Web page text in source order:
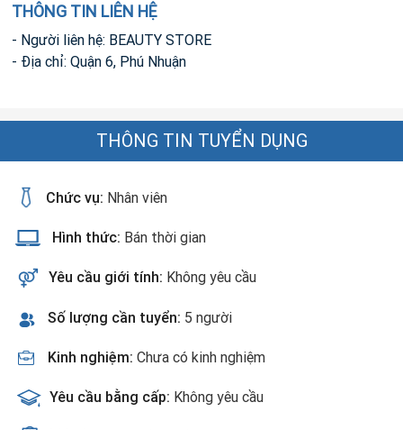
THÔNG TIN LIÊN HỆ
- Người liên hệ: BEAUTY STORE
- Địa chỉ: Quận 6, Phú Nhuận
THÔNG TIN TUYỂN DỤNG
Chức vụ: Nhân viên
Hình thức: Bán thời gian
Yêu cầu giới tính: Không yêu cầu
Số lượng cần tuyển: 5 người
Kinh nghiệm: Chưa có kinh nghiệm
Yêu cầu bằng cấp: Không yêu cầu